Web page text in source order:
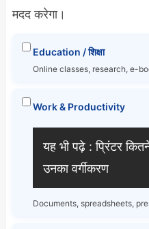
मदद करेगा।
Education / शिक्षा
Online classes, research, e-
Work & Productivity
यह भी पढ़े : प्रिंटर
उनका वर्गीकरण
Documents, spreadsheets,